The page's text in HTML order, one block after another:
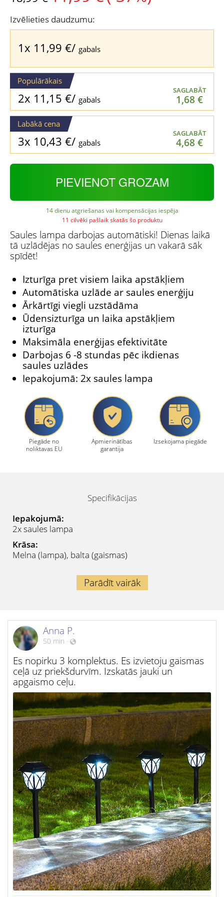
price
was:
18,99 €.
price
11,99 €.
Izvēlieties daudzumu:
1x 11,99 €/ gabals
Populārākais
2x 11,15 €/ gabals
SAGLABĀT
1,68 €
Labākā cena
3x 10,43 €/ gabals
SAGLABĀT
4,68 €
PIEVIENOT GROZAM
14 dienu atgriešanas vai kompensācijas iespēja
11 cilvēki pašlaik skatās šo produktu
Saules lampa darbojas automātiski! Dienas laikā
tā uzlādējas no saules enerģijas un vakarā sāk
spīdēt!
Izturīga pret visiem laika apstākļiem
Automātiska uzlāde ar saules enerģiju
Ārkārtīgi viegli uzstādāma
Ūdensizturīga un laika apstākļiem
izturīga
Maksimāla enerģijas efektivitāte
Darbojas 6 -8 stundas pēc ikdienas
saules uzlādes
Iepakojumā: 2x saules lampa
Piegāde no
noliktavas EU
Apmierinātības
garantija
Izsekojama piegāde
Specifikācijas
Iepakojumā:
2x saules lampa
Krāsa:
Melna (lampa), balta (gaismas)
Parādīt vairāk
Anna P.
50 min ·
Es nopirku 3 komplektus. Es izvietoju gaismas
ceļā uz priekšdurvīm. Izskatās jauki un
apgaismo ceļu.